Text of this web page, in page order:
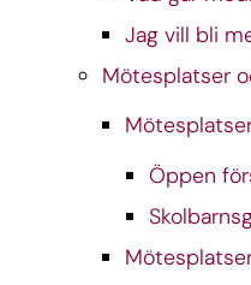
Jag vill bli
Mötesplatser
Öppen